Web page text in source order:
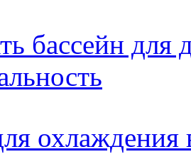
бассейн для
охлаждения